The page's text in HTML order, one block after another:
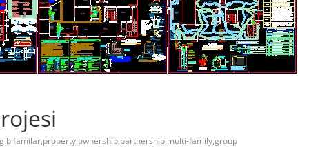
bifamilar,property,ownership,partnership,multi-family,group